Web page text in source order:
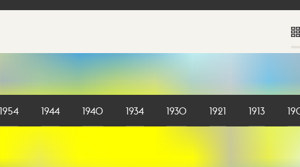
1954 1944 1940 1934 1930 1921 1913